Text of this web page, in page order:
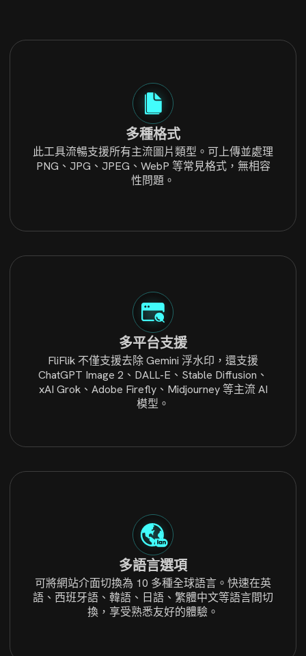
多種格式
此工具流暢支援所有主流圖片類型。可上傳並處理
PNG、JPG、JPEG、WebP 等常見格式，無相容
性問題。
多平台支援
FliFlik 不僅支援去除 Gemini 浮水印，還支援
ChatGPT Image 2、DALL-E、Stable Diffusion、
xAI Grok、Adobe Firefly、Midjourney 等主流 AI
模型。
多語言選項
可將網站介面切換為 10 多種全球語言。快速在英
語、西班牙語、韓語、日語、繁體中文等語言間切
換，享受熟悉友好的體驗。